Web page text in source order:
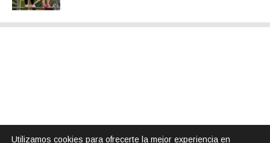
Utilizamos cookies para ofrecerte la mejor experiencia en